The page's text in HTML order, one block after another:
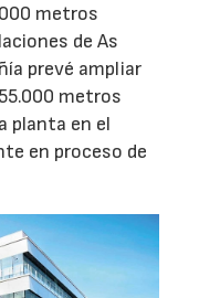
metros
de As
prevé ampliar
metros
planta en el
en proceso de